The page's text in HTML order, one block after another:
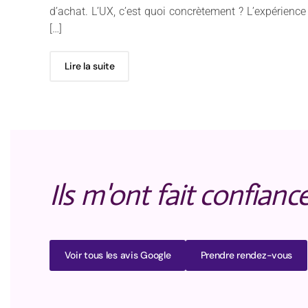
d’achat. L’UX, c’est quoi concrètement ? L’expérience
[…]
Lire la suite
Ils m'ont fait
Voir tous les avis Google Prendre rendez-vous